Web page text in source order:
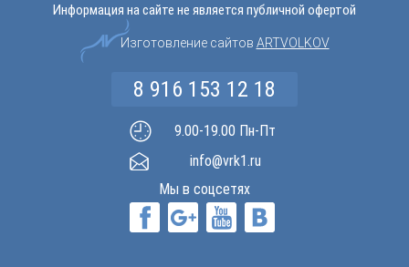
Информация на сайте не является публичной офертой
Изготовление сайтов ARTVOLKOV
8 916 153 12 18
9.00-19.00 Пн-Пт
info@vrk1.ru
Мы в соцсетях